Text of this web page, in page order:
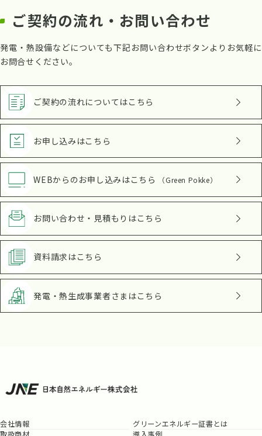
ご契約の流れ・お問い合わせ
発電・熱設備などについても下記お問い合わせボタンよりお気軽に
お問合せください。
ご契約の流れについてはこちら
お申し込みはこちら
WEBからのお申し込みはこちら （Green Pokke）
お問い合わせ・見積もり はこちら
資料請求 はこちら
発電・熱生成事業者さま はこちら
会社情報
グリーンエネルギー証書とは